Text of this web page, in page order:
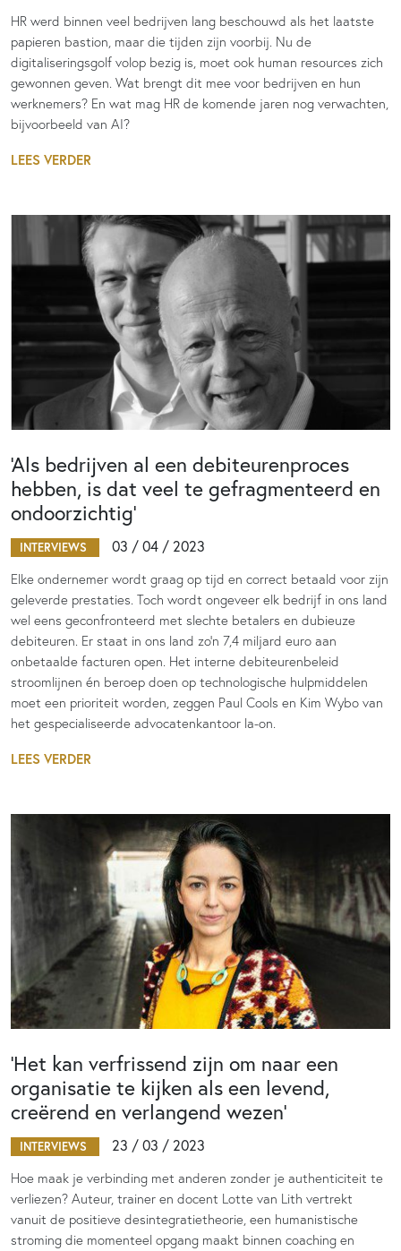
HR werd binnen veel bedrijven lang beschouwd als het laatste
papieren bastion, maar die tijden zijn voorbij. Nu de
digitaliseringsgolf volop bezig is, moet ook human resources zich
gewonnen geven. Wat brengt dit mee voor bedrijven en hun
werknemers? En wat mag HR de komende jaren nog verwachten,
bijvoorbeeld van AI?
LEES VERDER
‘Als bedrijven al een debiteurenproces
hebben, is dat veel te gefragmenteerd en
ondoorzichtig’
INTERVIEWS 03 / 04 / 2023
Elke ondernemer wordt graag op tijd en correct betaald voor zijn
geleverde prestaties. Toch wordt ongeveer elk bedrijf in ons land
wel eens geconfronteerd met slechte betalers en dubieuze
debiteuren. Er staat in ons land zo’n 7,4 miljard euro aan
onbetaalde facturen open. Het interne debiteurenbeleid
stroomlijnen én beroep doen op technologische hulpmiddelen
moet een prioriteit worden, zeggen Paul Cools en Kim Wybo van
het gespecialiseerde advocatenkantoor la-on.
LEES VERDER
‘Het kan verfrissend zijn om naar een
organisatie te kijken als een levend,
creërend en verlangend wezen’
INTERVIEWS 23 / 03 / 2023
Hoe maak je verbinding met anderen zonder je authenticiteit te
verliezen? Auteur, trainer en docent Lotte van Lith vertrekt
vanuit de positieve desintegratietheorie, een humanistische
stroming die momenteel opgang maakt binnen coaching en